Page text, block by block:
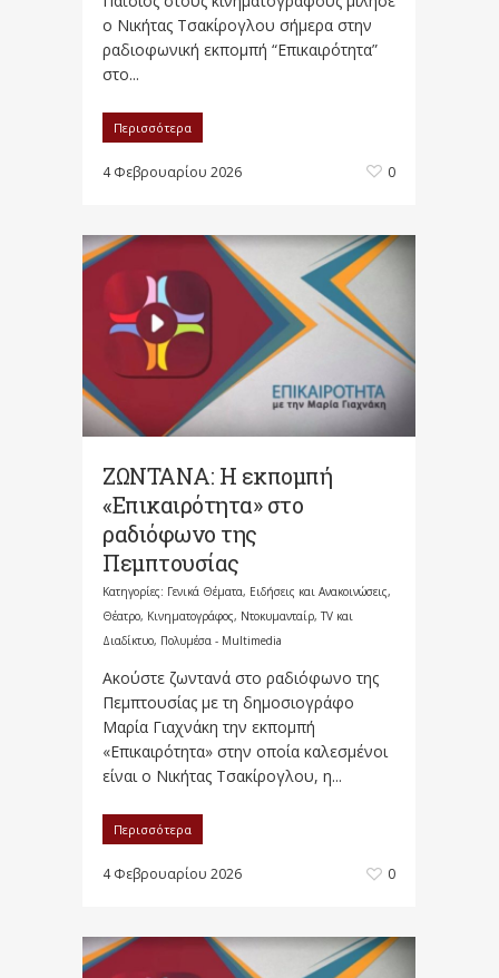
ο Νικήτας Τσακίρογλου σήμερα στην
ραδιοφωνική εκπομπή “Επικαιρότητα”
στο...
Περισσότερα
4 Φεβρουαρίου 2026 0
ΖΩΝΤΑΝΑ: Η εκπομπή
«Επικαιρότητα» στο
ραδιόφωνο της
Πεμπτουσίας
Κατηγορίες: Γενικά Θέματα, Ειδήσεις και Ανακοινώσεις,
Θέατρο, Κινηματογράφος, Ντοκυμανταίρ, TV και
Διαδίκτυο, Πολυμέσα - Multimedia
Ακούστε ζωντανά στο ραδιόφωνο της
Πεμπτουσίας με τη δημοσιογράφο
Μαρία Γιαχνάκη την εκπομπή
«Επικαιρότητα» στην οποία καλεσμένοι
είναι ο Νικήτας Τσακίρογλου, η...
Περισσότερα
4 Φεβρουαρίου 2026 0